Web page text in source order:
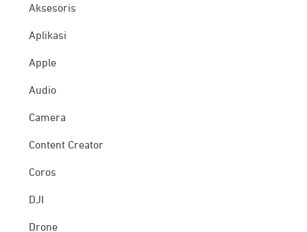
Aksesoris
Aplikasi
Apple
Audio
Camera
Content Creator
Coros
DJI
Drone